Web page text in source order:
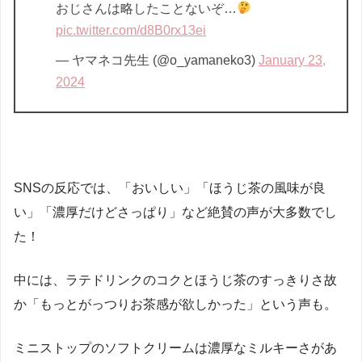
おじさんは略したことないぞ…
pic.twitter.com/d8B0rx13ei
— ヤマネコ先生 (@o_yamaneko3) January 23,
2024
SNSの反応では、「おいしい」「ほうじ茶の風味が良
い」「濃厚だけどさっぱり」など絶賛の声が大多数でし
た！
中には、ラテドリンクのコクとほうじ茶のすっきりさ故
か「もっとがっつりお茶感が欲しかった」という声も。
ミニストップのソフトクリームは濃厚なミルキーさがあ